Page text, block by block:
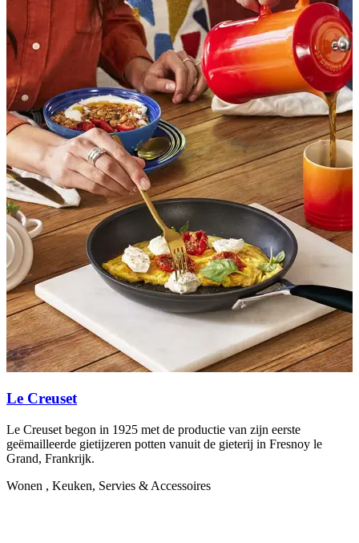
Le Creuset
Le Creuset begon in 1925 met de productie van zijn eerste
geëmailleerde gietijzeren potten vanuit de gieterij in Fresnoy le
Grand, Frankrijk.
Wonen , Keuken, Servies & Accessoires